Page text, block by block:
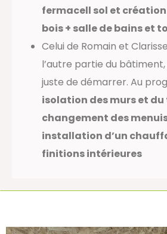
fermacell sol et
bois + salle de bains et
Celui de Romain et
l’autre partie du
juste de démarrer. Au
isolation des murs et
changement des
installation d’un
finitions intérieures